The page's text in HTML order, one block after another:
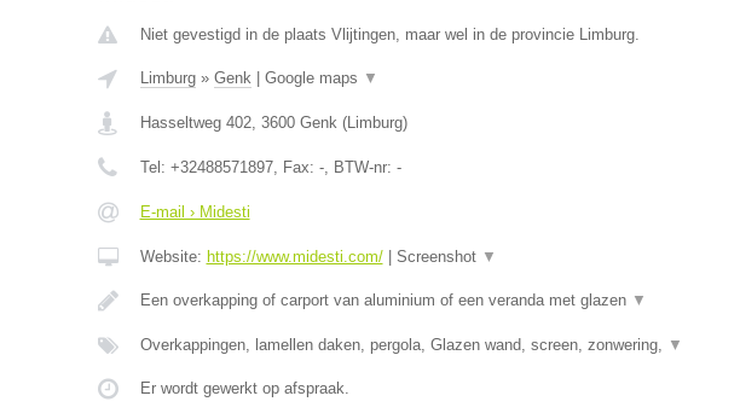
Niet gevestigd in de plaats Vlijtingen, maar wel in de provincie Limburg.
Limburg» Genk| Google maps ▼
Hasseltweg 402, 3600 Genk(Limburg)
Tel: +32488571897, Fax: -, BTW-nr: -
E-mail › Midesti
Website: https://www.midesti.com/| Screenshot ▼
Een overkapping of carport van aluminium of een veranda met glazen ▼
Overkappingen, lamellen daken, pergola, Glazen wand, screen, zonwering, ▼
Er wordt gewerkt op afspraak.